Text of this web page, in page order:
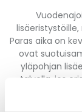
Paras aika on
ovat
yläpohjan
talvella, jos